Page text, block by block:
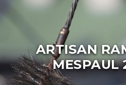
ARTISAN
MESPAUL